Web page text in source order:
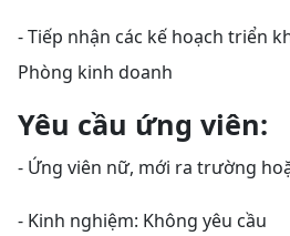
- Tiếp nhận các kế hoạch triển
Phòng kinh doanh
Yêu cầu ứng viên:
- Ứng viên nữ, mới ra trường
- Kinh nghiệm: Không yêu cầu